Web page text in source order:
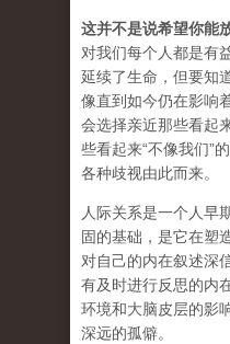
这并不是说希望你能
对我们每个人都是有
延续了生命，但要知
像直到如今仍在影响
会选择亲近那些看起
些看起来“不像我们”
各种歧视由此而来。
人际关系是一个人早
固的基础，是它在塑
对自己的内在叙述深
有及时进行反思的内
环境和大脑皮层的影
深远的孤僻。